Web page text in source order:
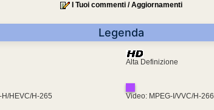
I Tuoi commenti / Aggiornamenti
Legenda
Alta Definizione
HEVC/H-265 Video: MPEG-I/VVC/H-266